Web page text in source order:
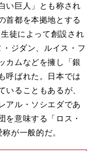
い巨人」とも称され
首都を本拠地とする
徒によって創設され
ジダン、ルイス・フ
カムなどを擁し「銀
呼ばれた。日本では
ることもあるが、
アル・ソシエダであ
を意味する「ロス・
が一般的だ。